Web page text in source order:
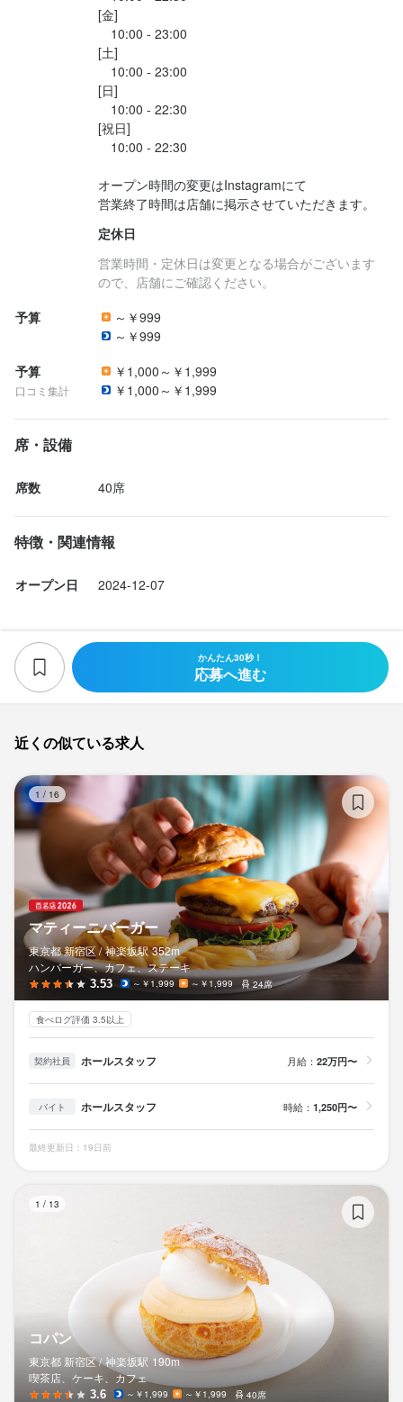
で、本題のネギ‼️
ニラみたいな青ネギがたっっぷりで、ネギだけを食べるも当たり
クリームチーズと合わせると…苦くない⁉️
ベーグルもロールパンみたいな甘...
[金]
10:00 - 23:00
[土]
10:00 - 23:00
[日]
10:00 - 22:30
[祝日]
10:00 - 22:30
オープン時間の変更はInstagramにて
定休日
営業時間・定休日は変更となる場合がございます
ので、店舗にご確認ください。
予算
～￥999
～￥999
予算
口コミ集計
￥1,000～￥1,999
￥1,000～￥1,999
席・設備
席数 40席
特徴・関連情報
オープン日 2024-12-07
かんたん30秒！
応募へ進む
近くの似ている求人
1 / 16
マティーニバーガー
東京都 新宿区 / 神楽坂駅 352m
ハンバーガー、カフェ、ステーキ
3.53 ～￥1,999 ～￥1,999 24席
食べログ評価 3.5以上
契約社員 ホールスタッフ 月給： 22万円〜
バイト ホールスタッフ 時給： 1,250円〜
最終更新日：19日前
1 / 13
コパン
東京都 新宿区 / 神楽坂駅 190m
喫茶店、ケーキ、カフェ
3.6 ～￥1,999 ～￥1,999 40席